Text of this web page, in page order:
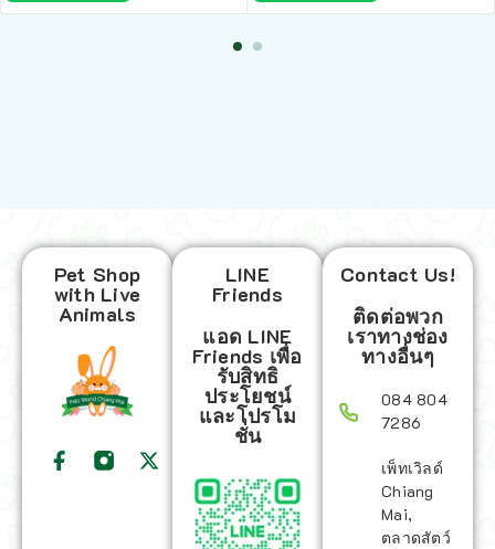
Pet Shop
with Live
Animals
LINE
Friends
แอด LINE
Friends เพื่อ
รับสิทธิ
ประโยชน์
และโปรโม
ชั่น
Contact Us!
ติดต่อพวก
เราทางช่อง
ทางอื่นๆ
084 804
7286
เพ็ทเวิลด์
Chiang
Mai,
ตลาดสัตว์